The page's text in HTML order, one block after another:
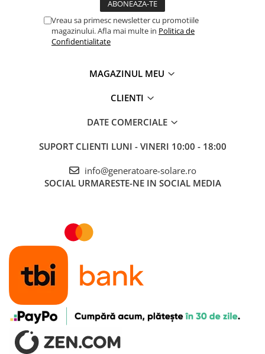
Anemometre
Clampmetre
Multimetre Portabile
Multimetre de Banc
Accesorii instrumente de masura
Camere Termice
Vreau sa primesc newsletter cu promotiile
magazinului. Afla mai multe in Politica de
Confidentialitate
MAGAZINUL MEU
CLIENTI
DATE COMERCIALE
SUPORT CLIENTI LUNI - VINERI 10:00 - 18:00
info@generatoare-solare.ro
SOCIAL URMARESTE-NE IN SOCIAL MEDIA